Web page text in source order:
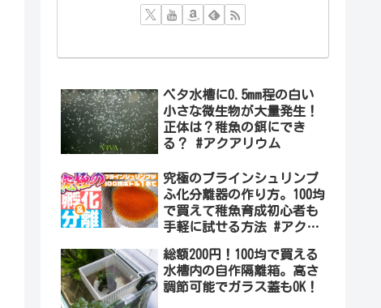
ベタ水槽に0.5mm程の白い
小さな微生物が大量発生！
正体は？稚魚の餌にでき
る？ #アクアリウム
究極のブラインシュリンプ
ふ化分離器の作り方。100均
で買えて稚魚育成初心者も
手軽に試せる方法 #アクア
総額200円！100均で買える
水槽内の自作隔離箱。高さ
調節可能でガラス蓋もOK！